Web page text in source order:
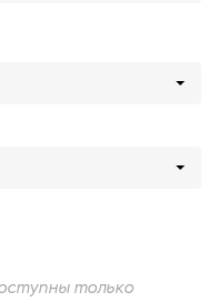
только